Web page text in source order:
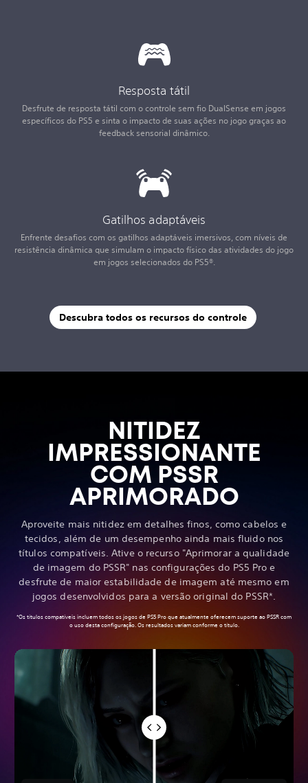
Resposta tátil
Desfrute de resposta tátil com o controle sem fio DualSense em jogos
específicos do PS5 e sinta o impacto de suas ações no jogo graças ao
feedback sensorial dinâmico.
Gatilhos adaptáveis
Enfrente desafios com os gatilhos adaptáveis imersivos, com níveis de
resistência dinâmica que simulam o impacto físico das atividades do jogo
em jogos selecionados do PS5®.
Descubra todos os recursos do controle
NITIDEZ
IMPRESSIONANTE
COM PSSR
APRIMORADO
Aproveite mais nitidez em detalhes finos, como cabelos e
tecidos, além de um desempenho ainda mais fluido nos
títulos compatíveis. Ative o recurso "Aprimorar a qualidade
de imagem do PSSR" nas configurações do PS5 Pro e
desfrute de maior estabilidade de imagem até mesmo em
jogos desenvolvidos para a versão original do PSSR*.
*Os títulos compatíveis incluem todos os jogos de PS5 Pro que atualmente oferecem suporte ao PSSR com
o uso desta configuração. Os resultados variam conforme o título.